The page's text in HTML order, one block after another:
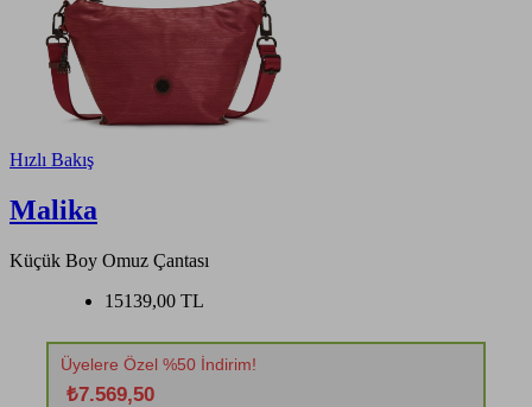
Hızlı Bakış
Malika
Küçük Boy Omuz Çantası
15139,00 TL
Üyelere Özel %50 İndirim!
₺7.569,50